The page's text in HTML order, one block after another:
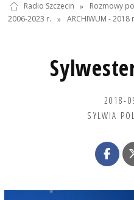
Radio Szczecin » Rozmowy
2006-2023 r.
» ARCHIWUM - 2018
2018-
SYLWIA